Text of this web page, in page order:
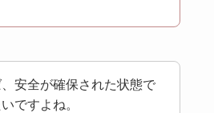
安全が確保された状態で
ですよね。